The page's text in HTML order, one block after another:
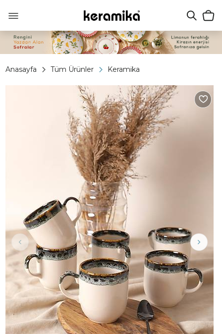
Anasayfa Tüm Ürünler Keramika